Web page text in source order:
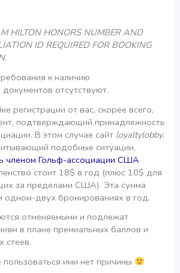
HILTON HONORS NUMBER AND
ID REQUIRED FOR BOOKING
к наличию
отсутствуют.
регистрации от вас, скорее всего,
подтверждающий принадлежность
В этом случае сайт loyaltylobby,
подобные ситуации,
членом Гольф-ассоциации США
стоит 18$ в год (плюс 10$ для
за пределами США). Эта сумма
одном-двух бронированиях в год.
отменяемыми и подлежат
в плане премиальных баллов и
стеев.
ими нет причины